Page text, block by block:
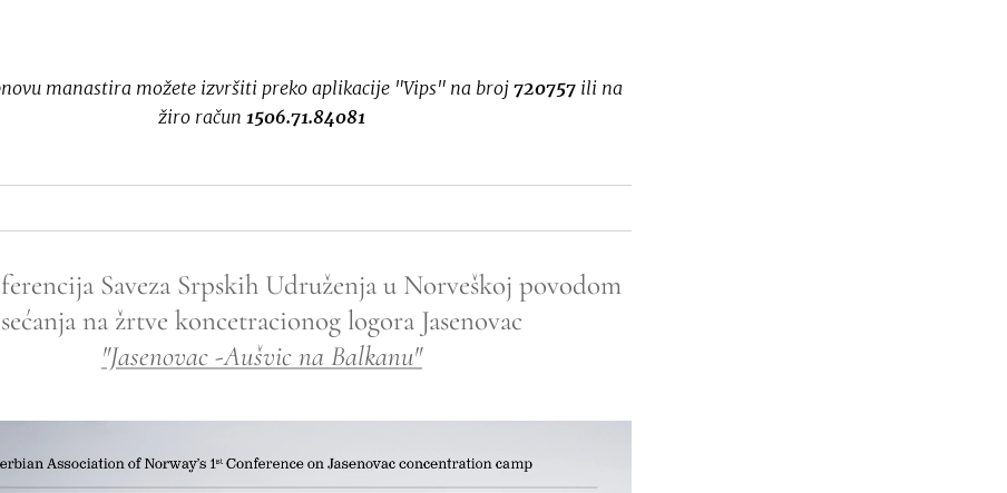
manastira možete izvršiti preko aplikacije "Vips" na broj720757 ili na
žiro račun 1506.71.84081
Saveza Srpskih Udruženja u Norveškoj povodom
sećanja na žrtve koncetracionog logora Jasenovac
"Jasenovac -Aušvic na Balkanu"